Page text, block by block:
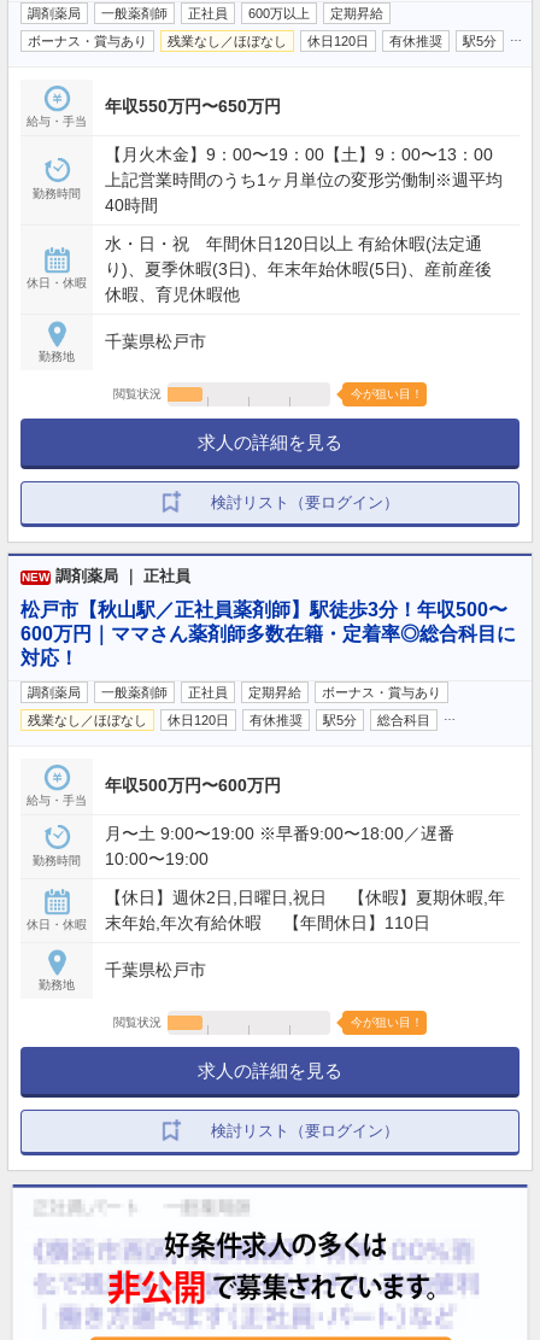
調剤薬局 一般薬剤師 正社員 600万以上
定期昇給
ボーナス・賞与あり
残業なし／ほぼなし 休日120日 有休推奨 駅5分
給与・手当
年収550万円〜650万円
勤務時間
【月火木金】9：00〜19：00【土】9：00〜13：00
上記営業時間のうち1ヶ月単位の変形労働制※週平均
40時間
休日・休暇
水・日・祝 年間休日120日以上 有給休暇(法定通
り)、夏季休暇(3日)、年末年始休暇(5日)、産前産後
休暇、育児休暇他
勤務地
千葉県松戸市
閲覧状況 今が狙い目！
求人の詳細を見る
検討リスト（要ログイン）
NEW 調剤薬局 ｜ 正社員
松戸市【秋山駅／正社員薬剤師】駅徒歩3分！年収500〜
600万円｜ママさん薬剤師多数在籍・定着率◎総合科目に
対応！
調剤薬局 一般薬剤師 正社員 定期昇給
ボーナス・賞与あり
残業なし／ほぼなし
休日120日 有休推奨 駅5分 総合科目
給与・手当
年収500万円〜600万円
勤務時間
月〜土 9:00〜19:00 ※早番9:00〜18:00／遅番
10:00〜19:00
休日・休暇
【休日】週休2日,日曜日,祝日 【休暇】夏期休暇,年
末年始,年次有給休暇 【年間休日】110日
勤務地
千葉県松戸市
閲覧状況 今が狙い目！
求人の詳細を見る
検討リスト（要ログイン）